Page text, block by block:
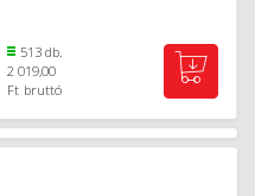
513 db.
2 019,00
Ft bruttó